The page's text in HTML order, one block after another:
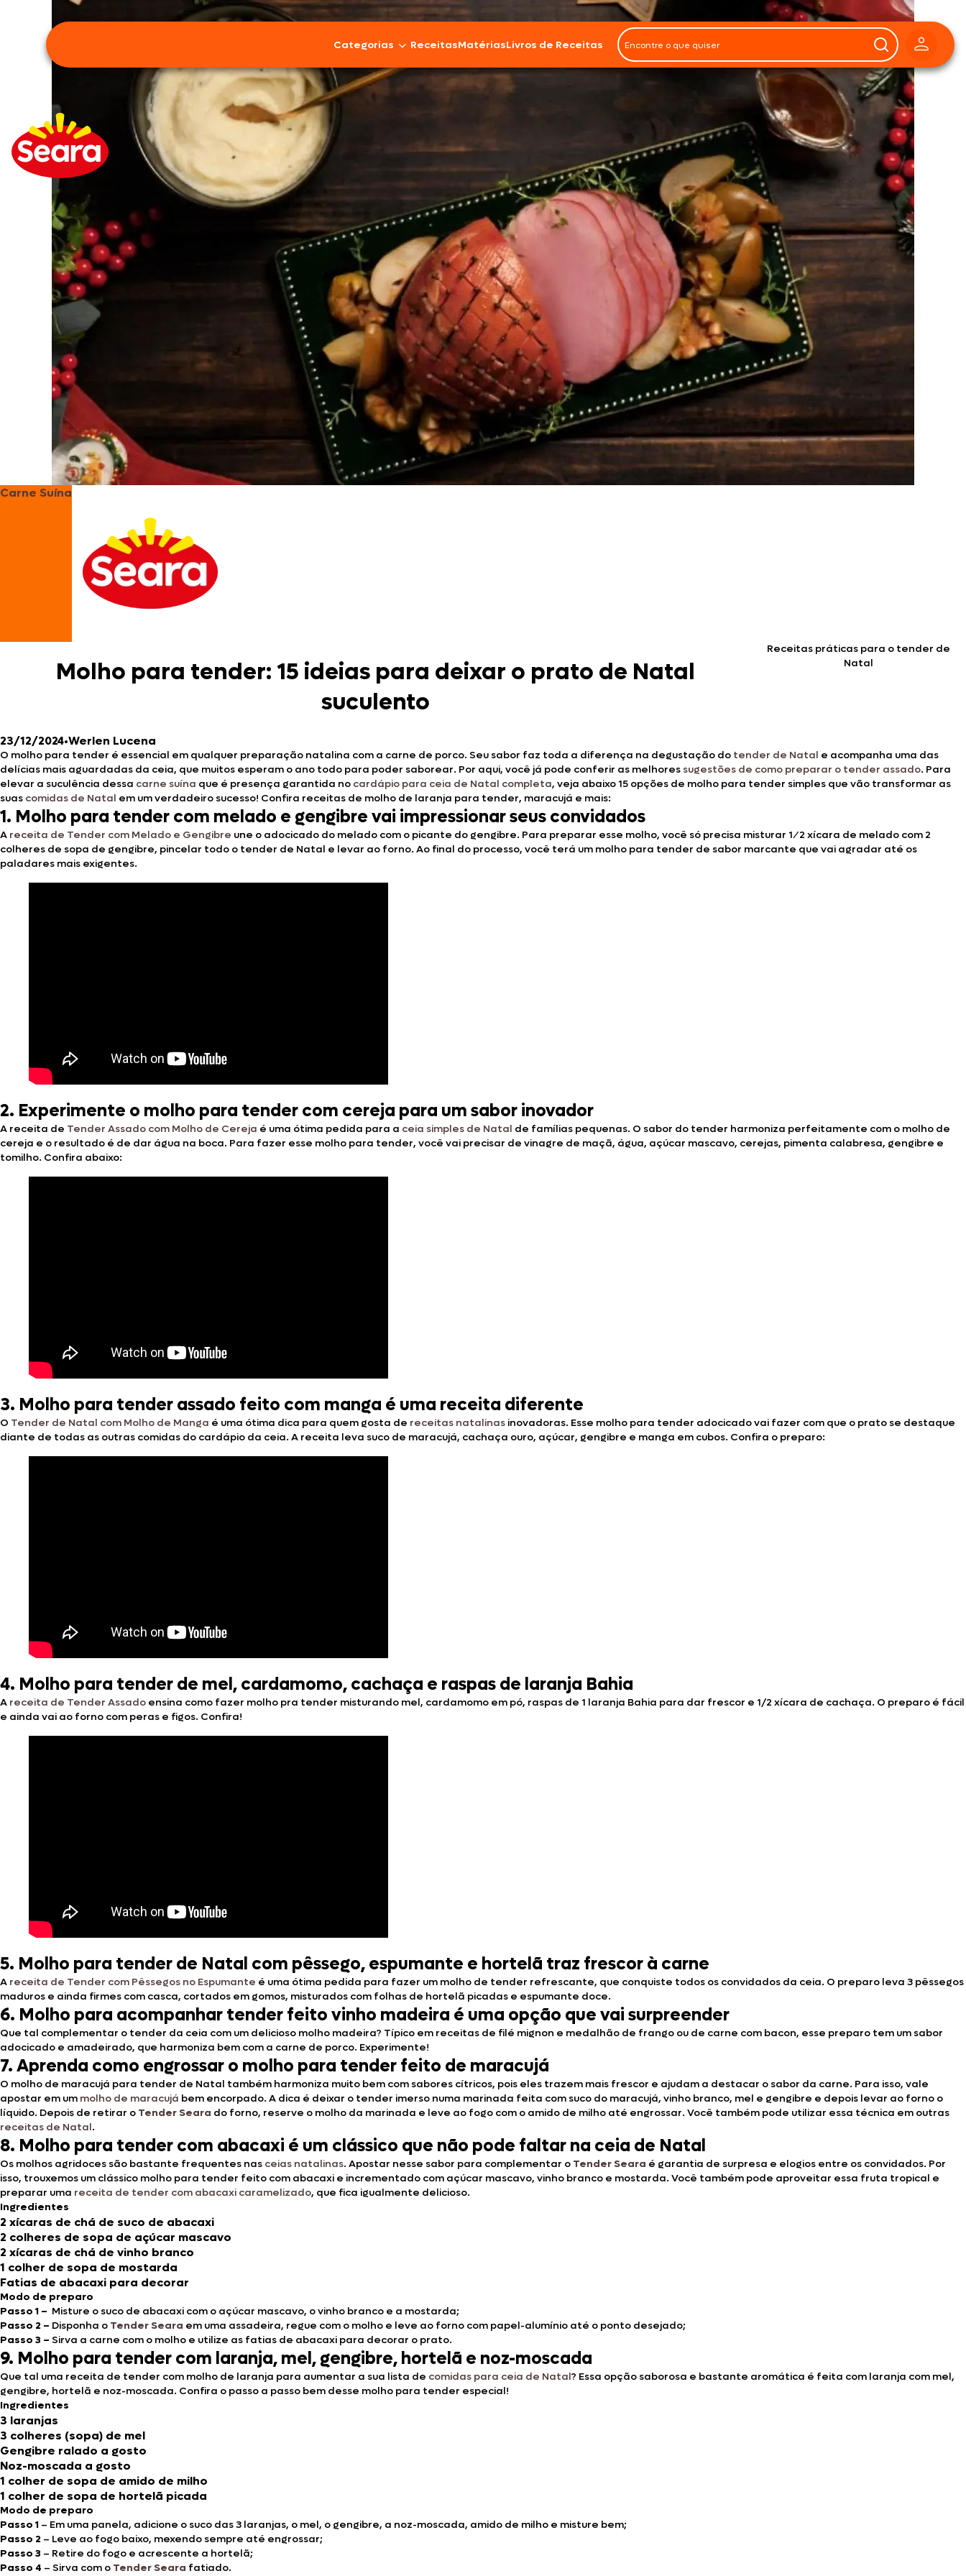
Categorias
Bovinos
Carnes Suínas
Frios e Embutidos
Peixes e Frutos do Mar
100% Vegetal
Doces, Bolos e Sobremesas
Pães e Massas
Bebidas
Entrevistas
ReceitasMatériasLivros de Receitas
Carne Suína
Molho para tender: 15 ideias para deixar o prato de Natal
suculento
Receitas práticas para o tender de
Natal
23/12/2024•Werlen Lucena
O molho para tender é essencial em qualquer preparação natalina com a carne de porco. Seu sabor faz toda a diferença na degustação do tender de Natal e acompanha uma das
delícias mais aguardadas da ceia, que muitos esperam o ano todo para poder saborear. Por aqui, você já pode conferir as melhores sugestões de como preparar o tender assado. Para
elevar a suculência dessa carne suína que é presença garantida no cardápio para ceia de Natal completa, veja abaixo 15 opções de molho para tender simples que vão transformar as
suas comidas de Natal em um verdadeiro sucesso! Confira receitas de molho de laranja para tender, maracujá e mais:
1. Molho para tender com melado e gengibre vai impressionar seus convidados
A receita de Tender com Melado e Gengibre une o adocicado do melado com o picante do gengibre. Para preparar esse molho, você só precisa misturar 1 ⁄ 2 xícara de melado com 2
colheres de sopa de gengibre, pincelar todo o tender de Natal e levar ao forno. Ao final do processo, você terá um molho para tender de sabor marcante que vai agradar até os
paladares mais exigentes.
2. Experimente o molho para tender com cereja para um sabor inovador
A receita de Tender Assado com Molho de Cereja é uma ótima pedida para a ceia simples de Natal de famílias pequenas. O sabor do tender harmoniza perfeitamente com o molho de
cereja e o resultado é de dar água na boca. Para fazer esse molho para tender, você vai precisar de vinagre de maçã, água, açúcar mascavo, cerejas, pimenta calabresa, gengibre e
tomilho. Confira abaixo:
3. Molho para tender assado feito com manga é uma receita diferente
O Tender de Natal com Molho de Manga é uma ótima dica para quem gosta de receitas natalinas inovadoras. Esse molho para tender adocicado vai fazer com que o prato se destaque
diante de todas as outras comidas do cardápio da ceia. A receita leva suco de maracujá, cachaça ouro, açúcar, gengibre e manga em cubos. Confira o preparo:
4. Molho para tender de mel, cardamomo, cachaça e raspas de laranja Bahia
A receita de Tender Assado ensina como fazer molho pra tender misturando mel, cardamomo em pó, raspas de 1 laranja Bahia para dar frescor e 1/2 xícara de cachaça. O preparo é fácil
e ainda vai ao forno com peras e figos. Confira!
5. Molho para tender de Natal com pêssego, espumante e hortelã traz frescor à carne
A receita de Tender com Pêssegos no Espumante é uma ótima pedida para fazer um molho de tender refrescante, que conquiste todos os convidados da ceia. O preparo leva 3 pêssegos
maduros e ainda firmes com casca, cortados em gomos, misturados com folhas de hortelã picadas e espumante doce.
6. Molho para acompanhar tender feito vinho madeira é uma opção que vai surpreender
Que tal complementar o tender da ceia com um delicioso molho madeira? Típico em receitas de filé mignon e medalhão de frango ou de carne com bacon, esse preparo tem um sabor
adocicado e amadeirado, que harmoniza bem com a carne de porco. Experimente!
7. Aprenda como engrossar o molho para tender feito de maracujá
O molho de maracujá para tender de Natal também harmoniza muito bem com sabores cítricos, pois eles trazem mais frescor e ajudam a destacar o sabor da carne. Para isso, vale
apostar em um molho de maracujá bem encorpado. A dica é deixar o tender imerso numa marinada feita com suco do maracujá, vinho branco, mel e gengibre e depois levar ao forno o
líquido. Depois de retirar o Tender Seara do forno, reserve o molho da marinada e leve ao fogo com o amido de milho até engrossar. Você também pode utilizar essa técnica em outras
receitas de Natal.
8. Molho para tender com abacaxi é um clássico que não pode faltar na ceia de Natal
Os molhos agridoces são bastante frequentes nas ceias natalinas. Apostar nesse sabor para complementar o Tender Seara é garantia de surpresa e elogios entre os convidados. Por
isso, trouxemos um clássico molho para tender feito com abacaxi e incrementado com açúcar mascavo, vinho branco e mostarda. Você também pode aproveitar essa fruta tropical e
preparar uma receita de tender com abacaxi caramelizado, que fica igualmente delicioso.
Ingredientes
2 xícaras de chá de suco de abacaxi
2 colheres de sopa de açúcar mascavo
2 xícaras de chá de vinho branco
1 colher de sopa de mostarda
Fatias de abacaxi para decorar
Modo de preparo
Passo 1 – Misture o suco de abacaxi com o açúcar mascavo, o vinho branco e a mostarda;
Passo 2 – Disponha o Tender Seara em uma assadeira, regue com o molho e leve ao forno com papel-alumínio até o ponto desejado;
Passo 3 – Sirva a carne com o molho e utilize as fatias de abacaxi para decorar o prato.
9. Molho para tender com laranja, mel, gengibre, hortelã e noz-moscada
Que tal uma receita de tender com molho de laranja para aumentar a sua lista de comidas para ceia de Natal? Essa opção saborosa e bastante aromática é feita com laranja com mel,
gengibre, hortelã e noz-moscada. Confira o passo a passo bem desse molho para tender especial!
Ingredientes
3 laranjas
3 colheres (sopa) de mel
Gengibre ralado a gosto
Noz-moscada a gosto
1 colher de sopa de amido de milho
1 colher de sopa de hortelã picada
Modo de preparo
Passo 1 – Em uma panela, adicione o suco das 3 laranjas, o mel, o gengibre, a noz-moscada, amido de milho e misture bem;
Passo 2 – Leve ao fogo baixo, mexendo sempre até engrossar;
Passo 3 – Retire do fogo e acrescente a hortelã;
Passo 4 – Sirva com o Tender Seara fatiado.